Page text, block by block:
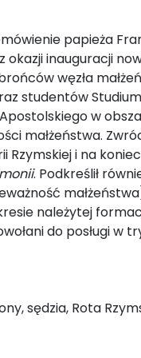
papieża
okazji inauguracji
węzła
studentów
w
małżeństwa.
Rzymskiej i na
. Podkreślił
należytej
do posługi w
sędzia, Rota